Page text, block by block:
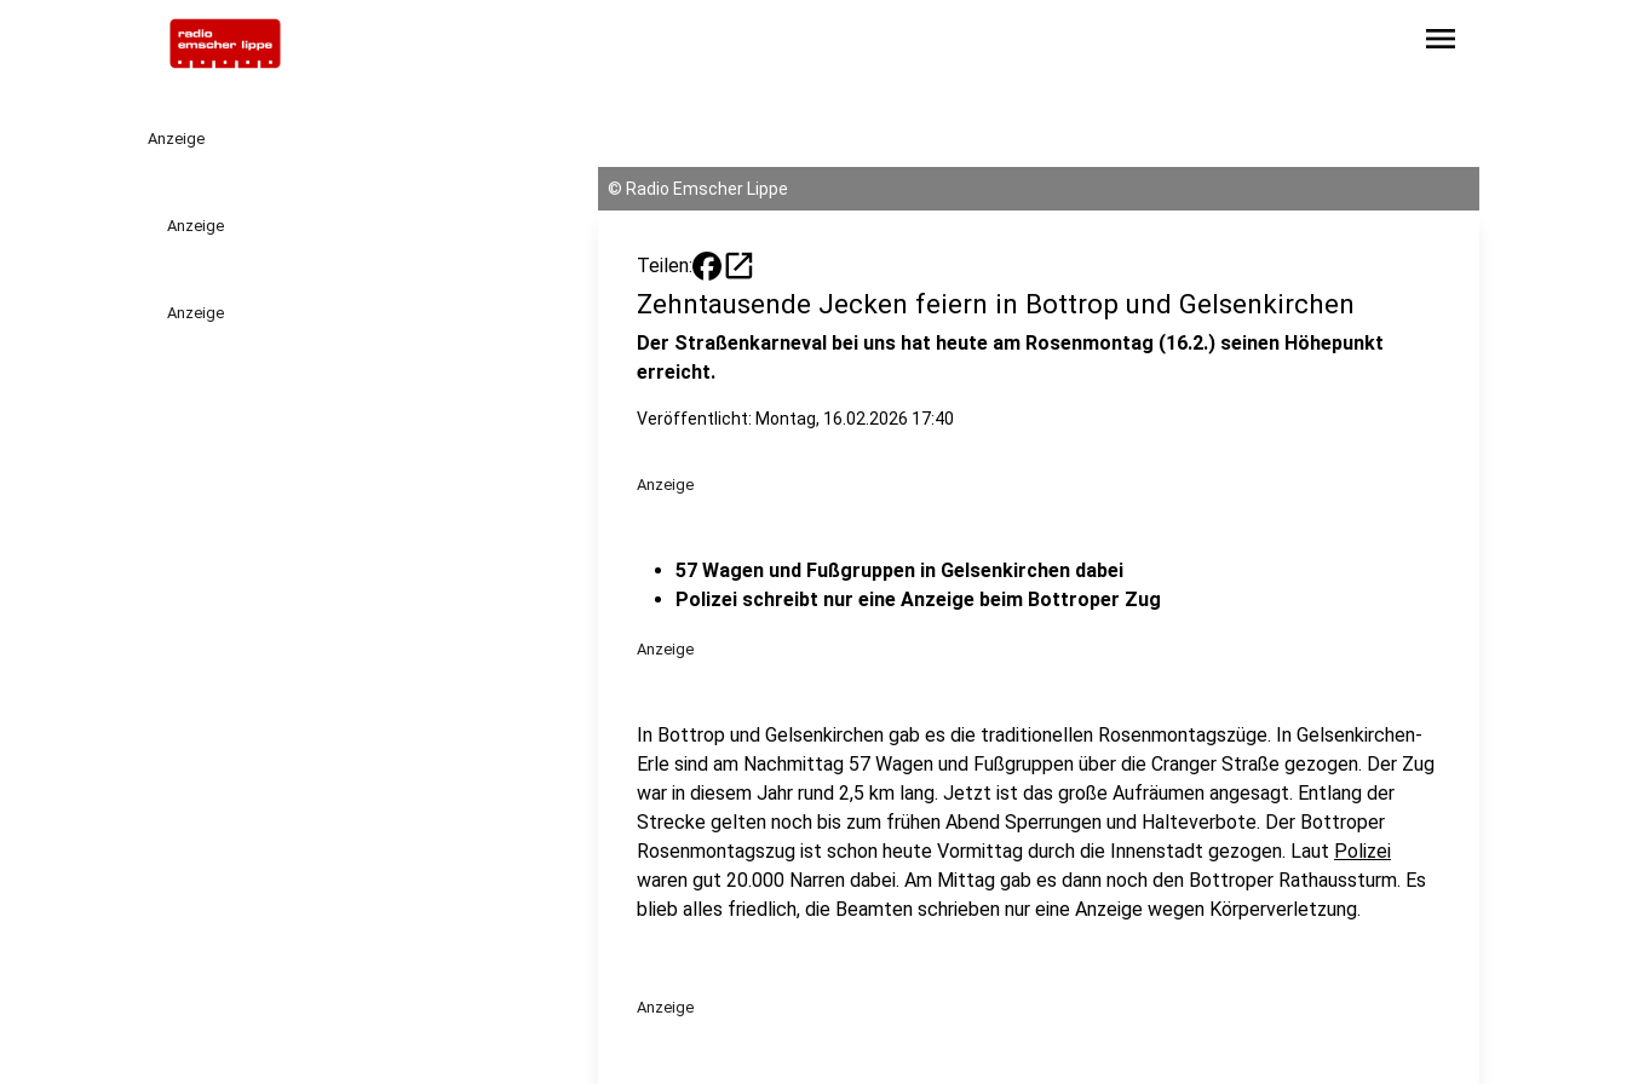
menu
Anzeige
Anzeige
Anzeige
© Radio Emscher Lippe
Teilen: open_in_new
Zehntausende Jecken feiern in Bottrop und Gelsenkirchen
Der Straßenkarneval bei uns hat heute am Rosenmontag (16.2.) seinen Höhepunkt
erreicht.
Veröffentlicht: Montag, 16.02.2026 17:40
Anzeige
57 Wagen und Fußgruppen in Gelsenkirchen dabei
Polizei schreibt nur eine Anzeige beim Bottroper Zug
Anzeige
In Bottrop und Gelsenkirchen gab es die traditionellen Rosenmontagszüge. In Gelsenkirchen-
Erle sind am Nachmittag 57 Wagen und Fußgruppen über die Cranger Straße gezogen. Der Zug
war in diesem Jahr rund 2,5 km lang. Jetzt ist das große Aufräumen angesagt. Entlang der
Strecke gelten noch bis zum frühen Abend Sperrungen und Halteverbote. Der Bottroper
Rosenmontagszug ist schon heute Vormittag durch die Innenstadt gezogen. Laut Polizei
waren gut 20.000 Narren dabei. Am Mittag gab es dann noch den Bottroper Rathaussturm. Es
blieb alles friedlich, die Beamten schrieben nur eine Anzeige wegen Körperverletzung.
Anzeige